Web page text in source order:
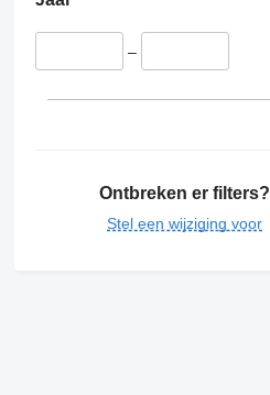
FL619
FM 420
FM 440
–
Ontbreken er filters?
Stel een wijziging voor